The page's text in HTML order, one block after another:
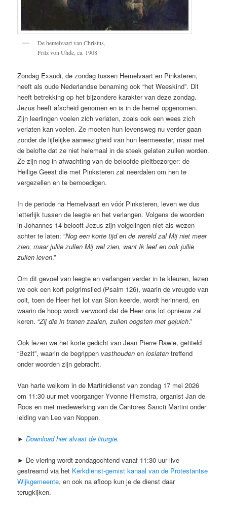
De hemelvaart van Christus,
Fritz von Uhde, ca. 1908
Zondag Exaudi, de zondag tussen Hemelvaart en Pinksteren,
heeft als oude Nederlandse benaming ook “het Weeskind”. Dit
heeft betrekking op het bijzondere karakter van deze zondag.
Jezus heeft afscheid genomen en is in de hemel opgenomen.
Zijn leerlingen voelen zich verlaten, zoals ook een wees zich
verlaten kan voelen. Ze moeten hun levensweg nu verder gaan
zonder de lijfelijke aanwezigheid van hun leermeester, maar met
de belofte dat ze niet helemaal in de steek gelaten zullen worden.
Ze zijn nog in afwachting van de beloofde pleitbezorger: de
Heilige Geest die met Pinksteren zal neerdalen om hen te
vergezellen en te bemoedigen.
In de periode na Hemelvaart en vóór Pinksteren, leven we dus
letterlijk tussen de leegte en het verlangen. Volgens de woorden
in Johannes 14 belooft Jezus zijn volgelingen niet als wezen
achter te laten: “Nog een korte tijd en de wereld zal Mij niet meer
zien, maar jullie zullen Mij wel zien, want Ik leef en ook jullie
zullen leven.”
Om dit gevoel van leegte en verlangen verder in te kleuren, lezen
we ook een kort pelgrimslied (Psalm 126), waarin de vreugde van
ooit, toen de Heer het lot van Sion keerde, wordt herinnerd, en
waarin de hoop wordt verwoord dat de Heer ons lot opnieuw zal
keren. “Zij die in tranen zaaien, zullen oogsten met gejuich.”
Ook lezen we het korte gedicht van Jean Pierre Rawie, getiteld
“Bezit”, waarin de begrippen vasthouden enloslaten treffend
onder woorden zijn gebracht.
Van harte welkom in de Martinidienst van zondag 17 mei 2026
om 11:30 uur met voorganger Yvonne Hiemstra, organist Jan de
Roos en met medewerking van de Cantores Sancti Martini onder
leiding van Leo van Noppen.
►Download hier alvast de liturgie.
► De viering wordt zondagochtend vanaf 11:30 uur live
gestreamd via het Kerkdienst-gemist kanaal van de Protestantse
Wijkgemeente, en ook na afloop kun je de dienst daar
terugkijken.